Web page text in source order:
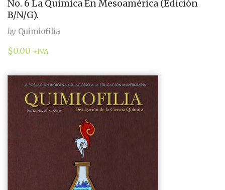
No. 6 La Química En Mesoamérica (Edición
B/N/G).
by Quimiofilia
$0.00 +IVA